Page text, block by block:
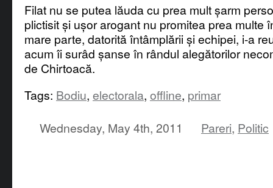
Filat nu se putea lăuda cu prea mult șarm
plictisit și ușor arogant nu promitea prea multe
mare parte, datorită întâmplării și echipei, i-a
acum îi surâd șanse în rândul alegătorilor
de Chirtoacă.
Tags: Bodiu, electorala, offline, primar
Wednesday, May 4th, 2011
Pareri, Politic